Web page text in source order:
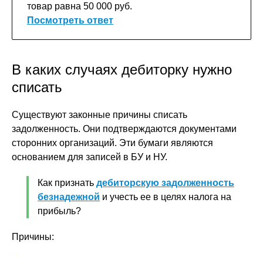
товар равна 50 000 руб.
Посмотреть ответ
В каких случаях дебиторку нужно
списать
Существуют законные причины списать
задолженность. Они подтверждаются документами
сторонних организаций. Эти бумаги являются
основанием для записей в БУ и НУ.
Как признать дебиторскую задолженность
безнадежной и учесть ее в целях налога на
прибыль?
Причины: